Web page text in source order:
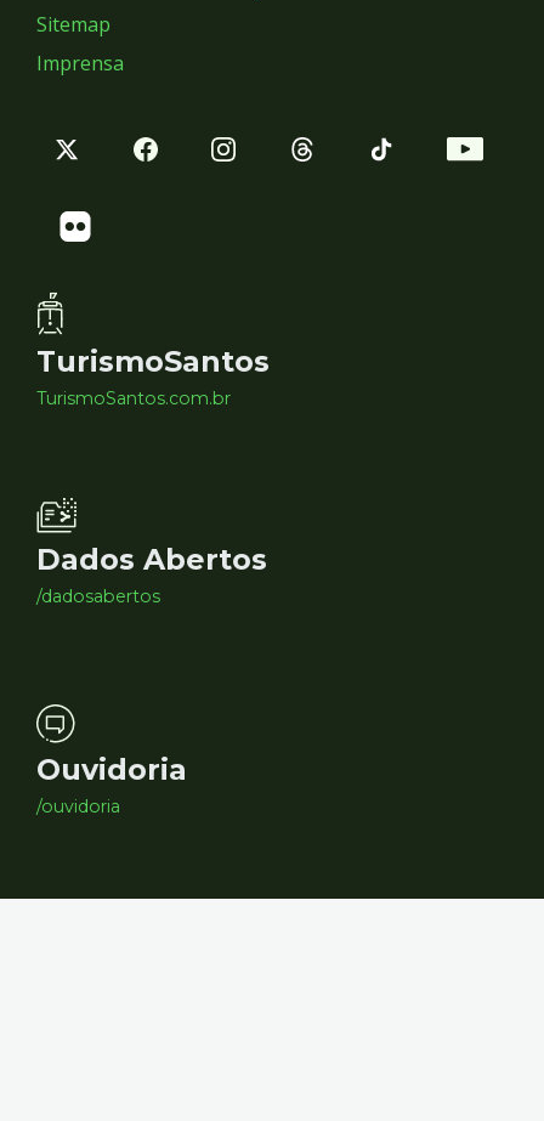
Sitemap
Imprensa
TurismoSantos
TurismoSantos.com.br
Dados Abertos
/dadosabertos
Ouvidoria
/ouvidoria